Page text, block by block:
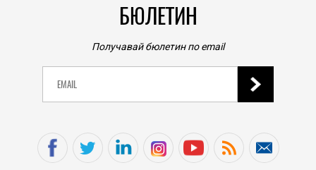
БЮЛЕТИН
Получавай бюлетин по email